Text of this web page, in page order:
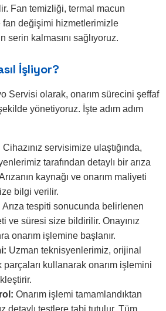
Fan temizliği, termal macun
fan değişimi hizmetlerimizle
serin kalmasını sağlıyoruz.
İşliyor?
Servisi olarak, onarım sürecini şeffaf
yönetiyoruz. İşte adım adım
Cihazınız servisimize ulaştığında,
tarafından detaylı bir arıza
kaynağı ve onarım maliyeti
bilgi verilir.
Arıza tespiti sonucunda belirlenen
ve süresi size bildirilir. Onayınız
onarım işlemine başlanır.
Uzman teknisyenlerimiz, orijinal
parçaları kullanarak onarım işlemini
Onarım işlemi tamamlandıktan
detaylı testlere tabi tutulur. Tüm